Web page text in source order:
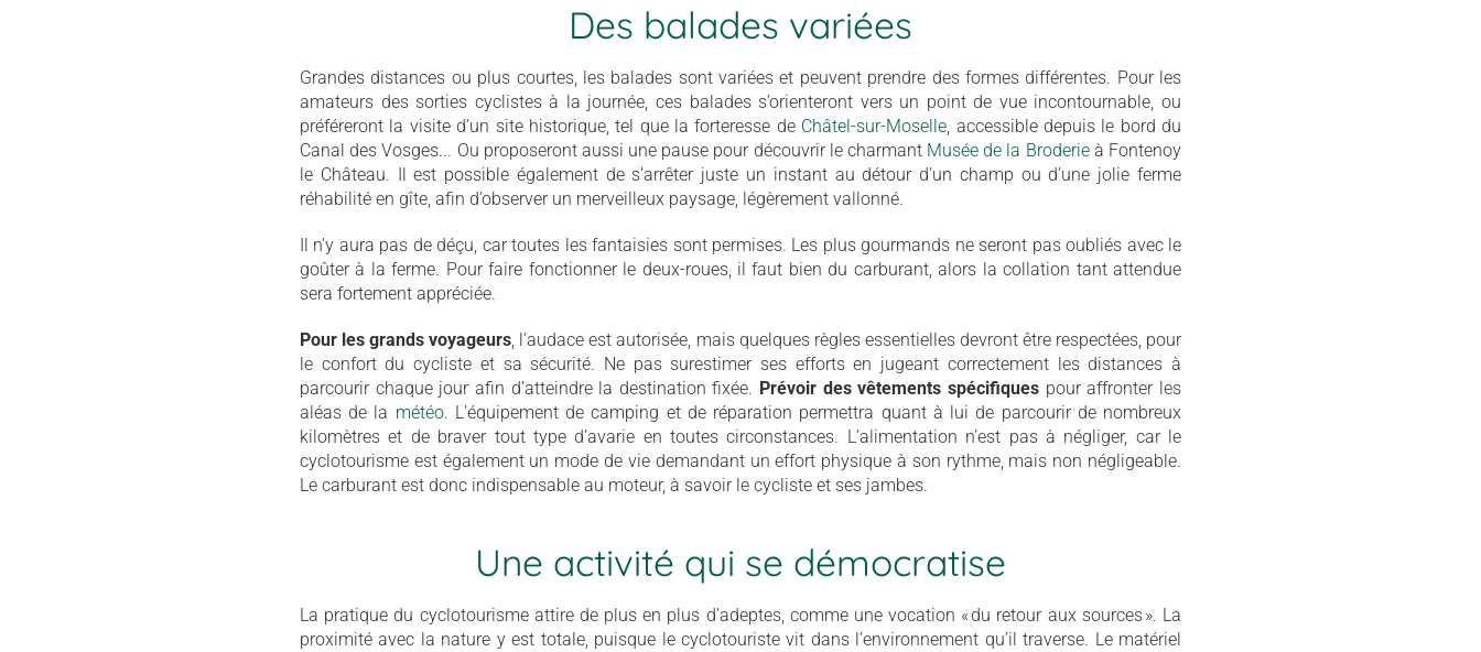
Des balades variées
Grandes distances ou plus courtes, les balades sont variées et peuvent prendre des formes différentes. Pour les
amateurs des sorties cyclistes à la journée, ces balades s’orienteront vers un point de vue incontournable, ou
préféreront la visite d’un site historique, tel que la forteresse de Châtel-sur-Moselle, accessible depuis le bord du
Canal des Vosges... Ou proposeront aussi une pause pour découvrir le charmant Musée de la Broderieà Fontenoy
le Château. Il est possible également de s’arrêter juste un instant au détour d’un champ ou d’une jolie ferme
réhabilité en gîte, afin d’observer un merveilleux paysage, légèrement vallonné.
Il n’y aura pas de déçu, car toutes les fantaisies sont permises. Les plus gourmands ne seront pas oubliés avec le
goûter à la ferme. Pour faire fonctionner le deux-roues, il faut bien du carburant, alors la collation tant attendue
sera fortement appréciée.
Pour les grands voyageurs, l’audace est autorisée, mais quelques règles essentielles devront être respectées, pour
le confort du cycliste et sa sécurité. Ne pas surestimer ses efforts en jugeant correctement les distances à
parcourir chaque jour afin d’atteindre la destination fixée. Prévoir des vêtements spécifiques pour affronter les
aléas de la météo. L’équipement de camping et de réparation permettra quant à lui de parcourir de nombreux
kilomètres et de braver tout type d’avarie en toutes circonstances. L’alimentation n’est pas à négliger, car le
cyclotourisme est également un mode de vie demandant un effort physique à son rythme, mais non négligeable.
Le carburant est donc indispensable au moteur, à savoir le cycliste et ses jambes.
Une activité qui se démocratise
La pratique du cyclotourisme attire de plus en plus d’adeptes, comme une vocation « du retour aux sources ». La
proximité avec la nature y est totale, puisque le cyclotouriste vit dans l’environnement qu’il traverse. Le matériel